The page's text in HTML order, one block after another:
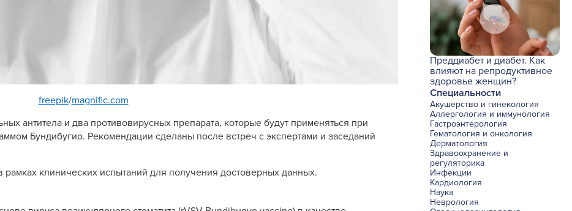
freepik/magnific.com
антитела и два противовирусных препарата, которые будут применяться при
Бундибугио. Рекомендации сделаны после встреч с экспертами и заседаний
клинических испытаний для получения достоверных данных.
Преддиабет и диабет. Как
влияют на репродуктивное
здоровье женщин?
Специальности
Акушерство и гинекология
Аллергология и иммунология
Гастроэнтерология
Гематология и онкология
Дерматология
Здравоохранение и
регуляторика
Инфекции
Кардиология
Наука
Неврология